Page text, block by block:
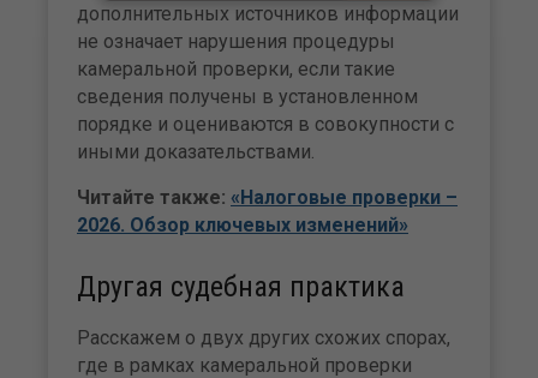
дополнительных источников информации
не означает нарушения процедуры
камеральной проверки, если такие
сведения получены в установленном
порядке и оцениваются в совокупности с
иными доказательствами.
Читайте также: «Налоговые проверки –
2026. Обзор ключевых изменений»
Другая судебная практика
Расскажем о двух других схожих спорах,
где в рамках камеральной проверки